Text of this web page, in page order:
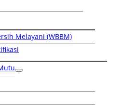
Melayani (WBBM)